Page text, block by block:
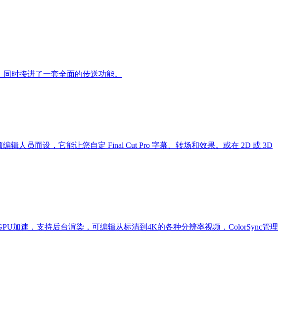
时接进了一套全面的传送功能。
辑人员而设，它能让您自定 Final Cut Pro 字幕、转场和效果。或在 2D 或 3D
加速，支持后台渲染，可编辑从标清到4K的各种分辨率视频，ColorSync管理